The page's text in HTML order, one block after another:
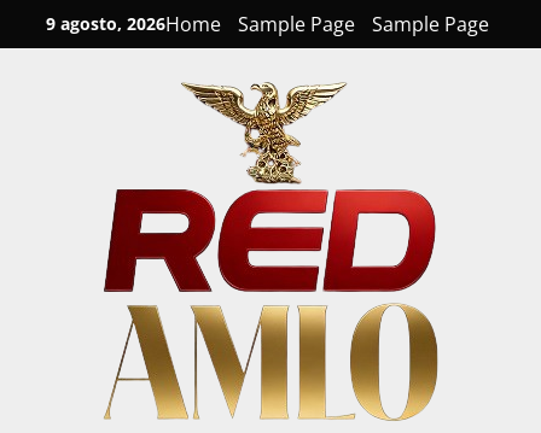
to
9 agosto, 2026Home Sample Page Sample Page